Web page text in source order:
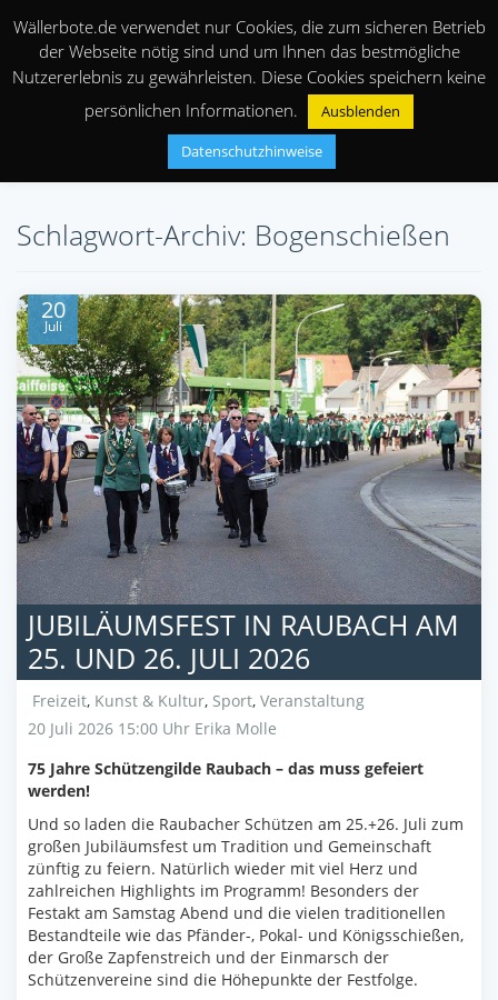
Schlagwort-Archiv: Bogenschießen
20
Juli
JUBILÄUMSFEST IN RAUBACH AM
25. UND 26. JULI 2026
Freizeit, Kunst & Kultur, Sport, Veranstaltung
20 Juli 2026 15:00 Uhr Erika Molle
75 Jahre Schützengilde Raubach – das muss gefeiert
werden!
Und so laden die Raubacher Schützen am 25.+26. Juli zum
großen Jubiläumsfest um Tradition und Gemeinschaft
zünftig zu feiern. Natürlich wieder mit viel Herz und
zahlreichen Highlights im Programm! Besonders der
Festakt am Samstag Abend und die vielen traditionellen
Bestandteile wie das Pfänder-, Pokal- und Königsschießen,
der Große Zapfenstreich und der Einmarsch der
Schützenvereine sind die Höhepunkte der Festfolge.
Wällerbote.de verwendet nur Cookies, die zum sicheren Betrieb
der Webseite nötig sind und um Ihnen das bestmögliche
Nutzererlebnis zu gewährleisten. Diese Cookies speichern keine
persönlichen Informationen.
Ausblenden
Datenschutzhinweise